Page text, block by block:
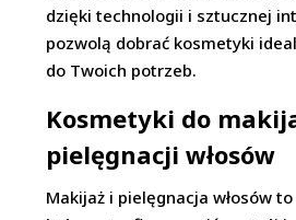
dzięki technologii i sztucznej
pozwolą dobrać kosmetyki
do Twoich potrzeb.
Kosmetyki do
pielęgnacji włosów
Makijaż i pielęgnacja włosów